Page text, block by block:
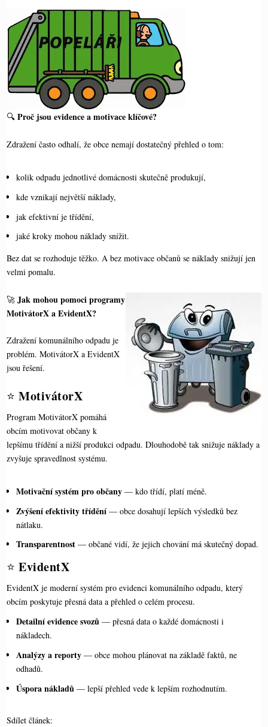
🔍Proč jsou evidence a motivace klíčové?
Zdražení často odhalí, že obce nemají dostatečný přehled o tom:
kolik odpadu jednotlivé domácnosti skutečně produkují,
kde vznikají největší náklady,
jak efektivní je třídění,
jaké kroky mohou náklady snížit.
Bez dat se rozhoduje těžko. A bez motivace občanů se náklady snižují jen
velmi pomalu.
🚀Jak mohou pomoci programy
MotivátorX a EvidentX?
Zdražení komunálního odpadu je
problém. MotivátorX a EvidentX
jsou řešení.
⭐MotivátorX
Program MotivátorX pomáhá
obcím motivovat občany k
lepšímu třídění a nižší produkci odpadu. Dlouhodobě tak snižuje náklady a
zvyšuje spravedlnost systému.
Motivační systém pro občany — kdo třídí, platí méně.
Zvýšení efektivity třídění — obce dosahují lepších výsledků bez
nátlaku.
Transparentnost — občané vidí, že jejich chování má skutečný dopad.
⭐EvidentX
EvidentX je moderní systém pro evidenci komunálního odpadu, který
obcím poskytuje přesná data a přehled o celém procesu.
Detailní evidence svozů — přesná data o každé domácnosti i
nákladech.
Analýzy a reporty — obce mohou plánovat na základě faktů, ne
odhadů.
Úspora nákladů — lepší přehled vede k lepším rozhodnutím.
Sdílet článek: